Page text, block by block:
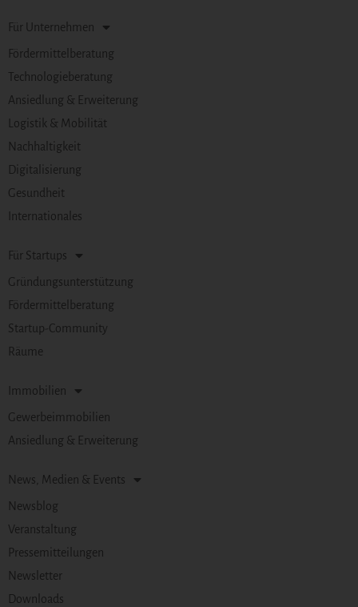
Für Unternehmen
Fördermittelberatung
Technologieberatung
Ansiedlung & Erweiterung
Logistik & Mobilität
Nachhaltigkeit
Digitalisierung
Gesundheit
Internationales
Für Startups
Gründungsunterstützung
Fördermittelberatung
Startup-Community
Räume
Immobilien
Gewerbeimmobilien
Ansiedlung & Erweiterung
News, Medien & Events
Newsblog
Veranstaltung
Pressemitteilungen
Newsletter
Downloads